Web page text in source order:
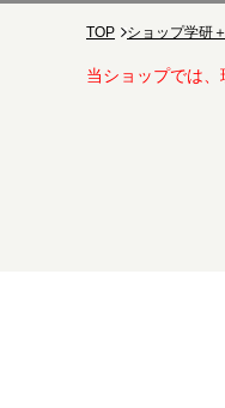
TOP ショップ学研＋
当ショップでは、